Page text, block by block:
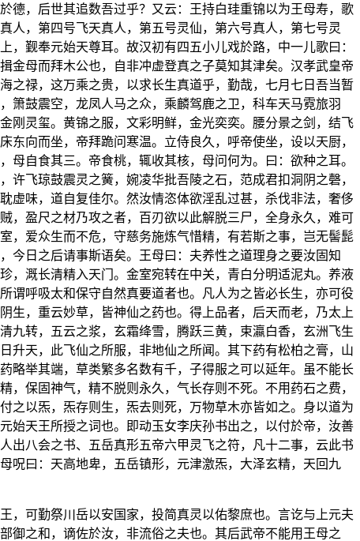
德，后世其追数吾过乎？又云：王持白珪重锦以为王母寿，歌
人，第四号飞天真人，第五号灵仙，第六号真人，第七号灵
觐奉元始天尊耳。故汉初有四五小儿戏於路，中一儿歌曰：
金母而拜木公也，自非冲虚登真之子莫知其津矣。汉孝武皇帝
之禄，这万乘之贵，以求长生真道乎，勤哉，七月七日吾当暂
箫鼓震空，龙凤人马之众，乘麟驾鹿之卫，科车天马霓旅羽
刚灵玺。黄锦之服，文彩明鲜，金光奕奕。腰分景之剑，结飞
向而坐，帝拜跪问寒温。立侍良久，呼帝使坐，设以天厨，
自食其三。帝食桃，辄收其核，母问何为。曰：欲种之耳。
飞琼鼓震灵之簧，婉凌华批吾陵之石，范成君扣洞阴之磬，
虚味，道自复佳尔。然汝情恣体欲淫乱过甚，杀伐非法，奢侈
，盈尺之材乃攻之者，百刃欲以此解脱三尸，全身永久，难可
，爱众生而不危，守慈务施炼气惜精，有若斯之事，岂无髻髭
今日之后请事斯语矣。王母曰：夫养性之道理身之要汝固知
，溉长清精入天门。金室宛转在中关，青白分明适泥丸。养液
谓呼吸太和保守自然真要道者也。凡人为之皆必长生，亦可役
生，重云妙草，皆神仙之药也。得上品者，后天而老，乃太上
九转，五云之浆，玄霜绛雪，腾跃三黄，束瀛白香，玄洲飞生
升天，此飞仙之所服，非地仙之所闻。其下药有松柏之膏，山
略举其端，草类繁多名数有千，子得服之可以延年。虽不能长
保固神气，精不脱则永久，气长存则不死。不用药石之费，
之以炁，炁存则生，炁去则死，万物草木亦皆如之。身以道为
始天王所授之词也。即动玉女李庆孙书出之，以付於帝，汝善
出八会之书、五岳真形五帝六甲灵飞之符，凡十二事，云此书
呪曰：天高地卑，五岳镇形，元津激炁，大泽玄精，天回九
，可勤祭川岳以安国家，投简真灵以佑黎庶也。言讫与上元夫
御之和，谪佐於汝，非流俗之夫也。其后武帝不能用王母之